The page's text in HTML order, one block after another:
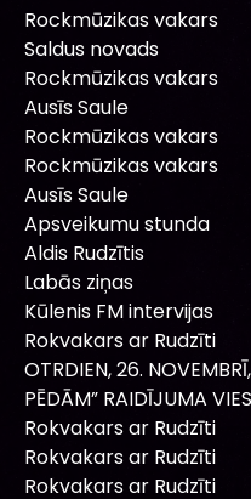
Rockmūzikas vakars
Saldus novads
Rockmūzikas vakars
Ausīs Saule
Rockmūzikas vakars
Rockmūzikas vakars
Ausīs Saule
Apsveikumu stunda
Aldis Rudzītis
Labās ziņas
Kūlenis FM intervijas
Rokvakars ar Rudzīti
OTRDIEN, 26.
PĒDĀM” RAIDĪJUMA
Rokvakars ar Rudzīti
Rokvakars ar Rudzīti
Rokvakars ar Rudzīti